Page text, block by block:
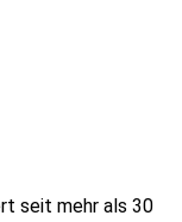
seit mehr als 30